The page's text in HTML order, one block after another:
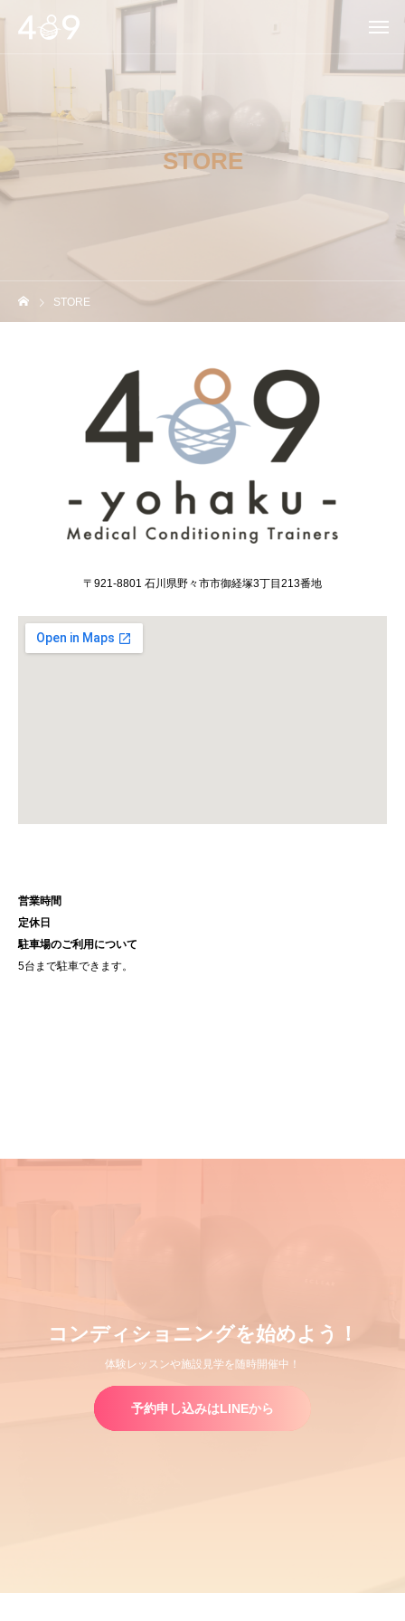
STORE
STORE
〒921-8801 石川県野々市市御経塚3丁目213番地
営業時間
定休日
駐車場のご利用について
5台まで駐車できます。
コンディショニングを始めよう！
体験レッスンや施設見学を随時開催中！
予約申し込みはLINEから